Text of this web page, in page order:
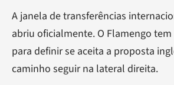
A janela de transferências
abriu oficialmente. O Flamengo
para definir se aceita a proposta
caminho seguir na lateral direita.